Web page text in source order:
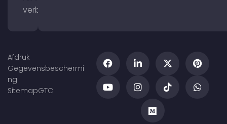
verbeteren
Afdruk
Gegevensbeschermi
ng
SitemapGTC